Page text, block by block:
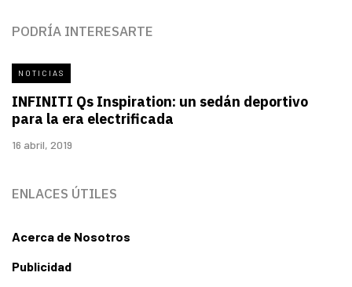
PODRÍA INTERESARTE
NOTICIAS
INFINITI Qs Inspiration: un sedán deportivo
para la era electrificada
16 abril, 2019
ENLACES ÚTILES
Acerca de Nosotros
Publicidad